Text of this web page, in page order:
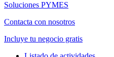
Soluciones PYMES
Contacta con nosotros
Incluye tu negocio gratis